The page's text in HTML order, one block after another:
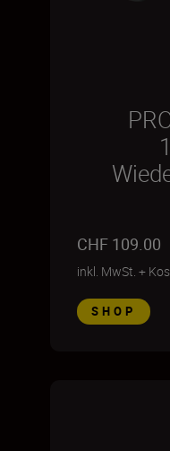
CHF 109.00
inkl. MwSt. +
SHOP